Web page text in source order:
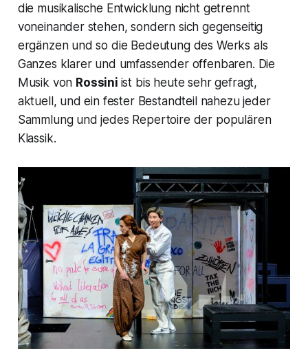
die musikalische Entwicklung nicht getrennt
voneinander stehen, sondern sich gegenseitig
ergänzen und so die Bedeutung des Werks als
Ganzes klarer und umfassender offenbaren. Die
Musik von Rossini ist bis heute sehr gefragt,
aktuell, und ein fester Bestandteil nahezu jeder
Sammlung und jedes Repertoire der populären
Klassik.